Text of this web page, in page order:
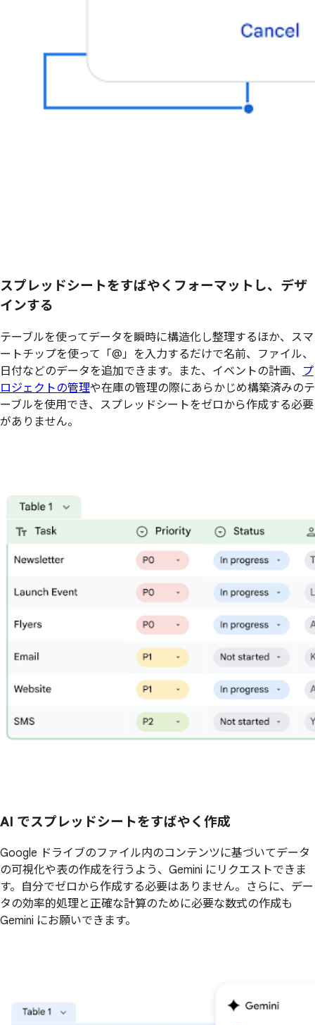
スプレッドシートをすばやくフォーマットし、デザ
インする
テーブルを使ってデータを瞬時に構造化し整理するほか、スマ
ートチップを使って「@」を入力するだけで名前、ファイル、
日付などのデータを追加できます。また、イベントの計画、 プ
ロジェクトの管理や在庫の管理の際にあらかじめ構築済みのテ
ーブルを使用でき、スプレッドシートをゼロから作成する必要
がありません。
AI でスプレッドシートをすばやく作成
Google ドライブのファイル内のコンテンツに基づいてデータ
の可視化や表の作成を行うよう、Gemini にリクエストできま
す。自分でゼロから作成する必要はありません。さらに、デー
タの効率的処理と正確な計算のために必要な数式の作成も
Gemini にお願いできます。